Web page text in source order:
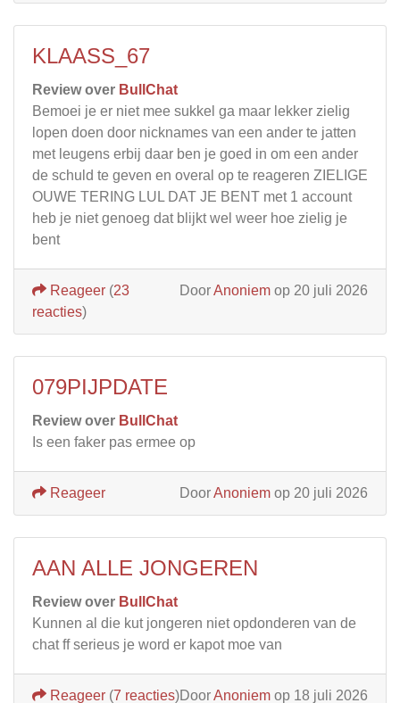
KLAASS_67
Review over BullChat
Bemoei je er niet mee sukkel ga maar lekker zielig
lopen doen door nicknames van een ander te jatten
met leugens erbij daar ben je goed in om een ander
de schuld te geven en overal op te reageren ZIELIGE
OUWE TERING LUL DAT JE BENT met 1 account
heb je niet genoeg dat blijkt wel weer hoe zielig je
bent
DoorAnoniem op 20 juli 2026
Reageer (23
reacties)
079PIJPDATE
Review over BullChat
Is een faker pas ermee op
DoorAnoniem op 20 juli 2026
Reageer
AAN ALLE JONGEREN
Review over BullChat
Kunnen al die kut jongeren niet opdonderen van de
chat ff serieus je word er kapot moe van
DoorAnoniem op 18 juli 2026
Reageer (7 reacties)